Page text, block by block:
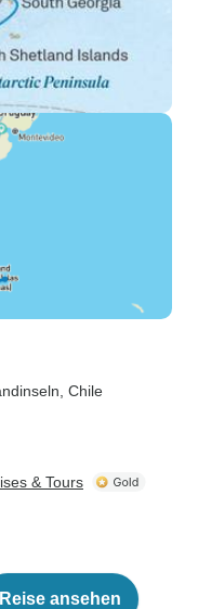
, Chile
& Tours
Reise ansehen